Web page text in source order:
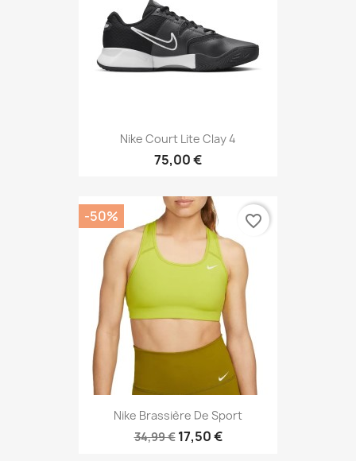
Nike Court Lite Clay 4
75,00 €
Nike Brassière De Sport
34,99 € 17,50 €
-50% favorite_border